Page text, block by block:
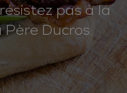
pas à la
Ducros.